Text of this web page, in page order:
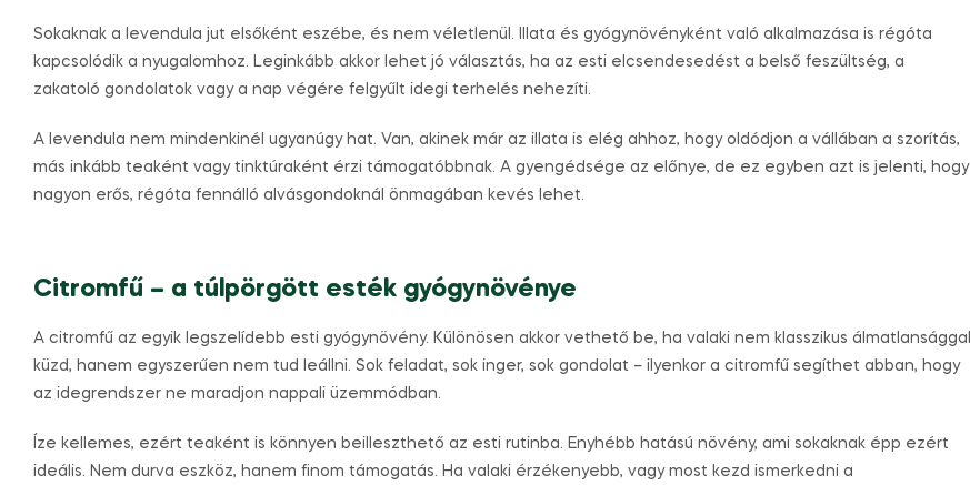
Sokaknak a levendula jut elsőként eszébe, és nem véletlenül. Illata és gyógynövényként való alkalmazása is régóta
kapcsolódik a nyugalomhoz. Leginkább akkor lehet jó választás, ha az esti elcsendesedést a belső feszültség, a
zakatoló gondolatok vagy a nap végére felgyűlt idegi terhelés nehezíti.
A levendula nem mindenkinél ugyanúgy hat. Van, akinek már az illata is elég ahhoz, hogy oldódjon a vállában a szorítás,
más inkább teaként vagy tinktúraként érzi támogatóbbnak. A gyengédsége az előnye, de ez egyben azt is jelenti, hogy
nagyon erős, régóta fennálló alvásgondoknál önmagában kevés lehet.
Citromfű – a túlpörgött esték gyógynövénye
A citromfű az egyik legszelídebb esti gyógynövény. Különösen akkor vethető be, ha valaki nem klasszikus álmatlansággal
küzd, hanem egyszerűen nem tud leállni. Sok feladat, sok inger, sok gondolat – ilyenkor a citromfű segíthet abban, hogy
az idegrendszer ne maradjon nappali üzemmódban.
Íze kellemes, ezért teaként is könnyen beilleszthető az esti rutinba. Enyhébb hatású növény, ami sokaknak épp ezért
ideális. Nem durva eszköz, hanem finom támogatás. Ha valaki érzékenyebb, vagy most kezd ismerkedni a